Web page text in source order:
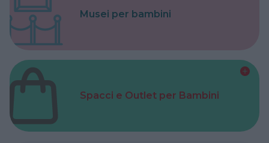
Musei per bambini
Spacci e Outlet per Bambini